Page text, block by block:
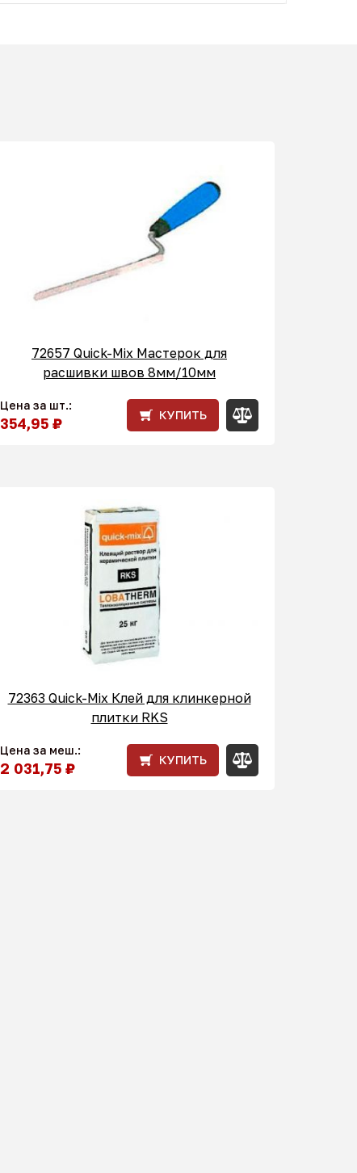
72657 Quick-Mix Мастерок для
расшивки швов 8мм/10мм
Цена за шт.:
354,95 ₽ КУПИТЬ
72363 Quick-Mix Клей для клинкерной
плитки RKS
Цена за меш.:
2 031,75 ₽ КУПИТЬ